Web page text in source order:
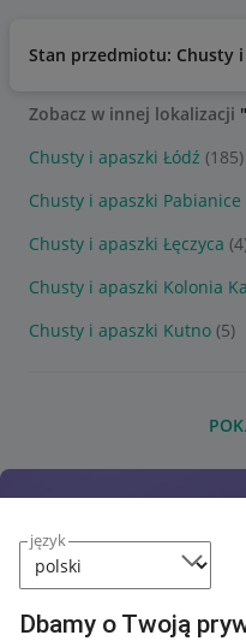
język
Dbamy o Twoją
Stan przedmiotu: Chusty i
Zobacz w innej lokalizacji
Chusty i apaszki Łódź (185)
Chusty i apaszki Pabianice
Chusty i apaszki Łęczyca
Chusty i apaszki Kolonia
Chusty i apaszki Kutno (5)